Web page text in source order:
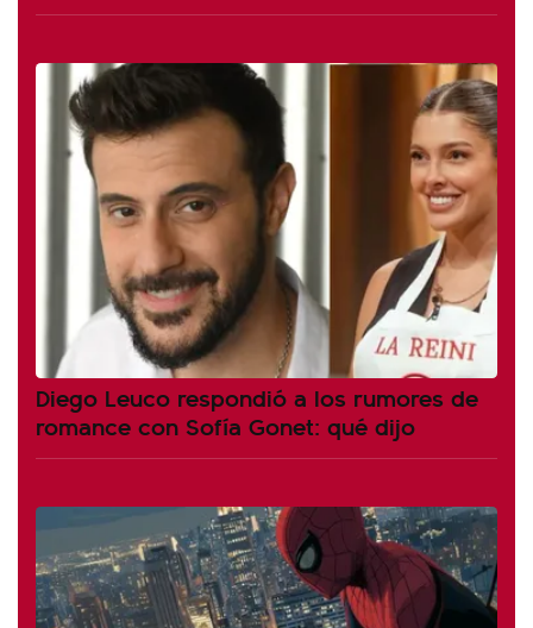
Diego Leuco respondió a los rumores de
romance con Sofía Gonet: qué dijo